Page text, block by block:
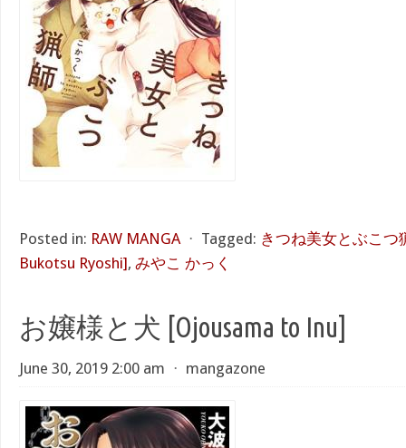
Posted in: RAW MANGA ⋅ Tagged: きつね美女とぶこ
Bukotsu Ryoshi], みやこ かっく
お嬢様と犬 [Ojousama to Inu]
June 30, 2019 2:00 am ⋅ mangazone